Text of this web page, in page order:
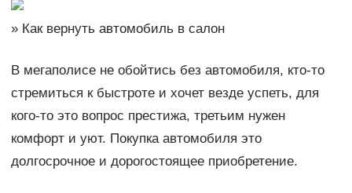
» Как вернуть автомобиль в салон
В мегаполисе не обойтись без автомобиля, кто-то
стремиться к быстроте и хочет везде успеть, для
кого-то это вопрос престижа, третьим нужен
комфорт и уют. Покупка автомобиля это
долгосрочное и дорогостоящее приобретение.